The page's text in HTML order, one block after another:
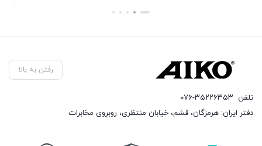
رفتن به بالا
تلفن ۰۷۶-۳۵۲۲۶۳۵۳
دفتر ایران: هرمزگان، قشم، خیابان منتظری، روبروی مخابرات